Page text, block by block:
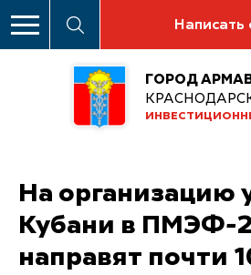
ГОРОД
На организацию
Кубани в ПМЭФ-
направят почти